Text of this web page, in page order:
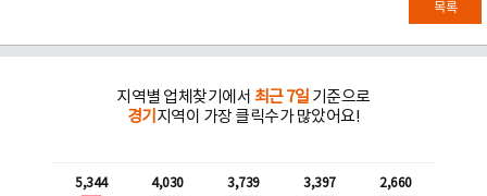
목록
지역별 업체찾기에서 최근 7일 기준으로
경기 지역이 가장 클릭수가 많았어요!
5,344 4,030 3,739 3,397 2,660